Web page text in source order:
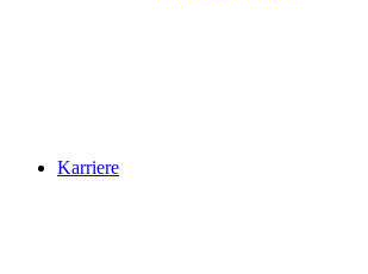
Karriere